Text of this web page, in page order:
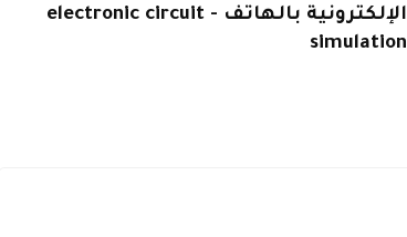
الإلكترونية بالهاتف - electronic circuit
simulation